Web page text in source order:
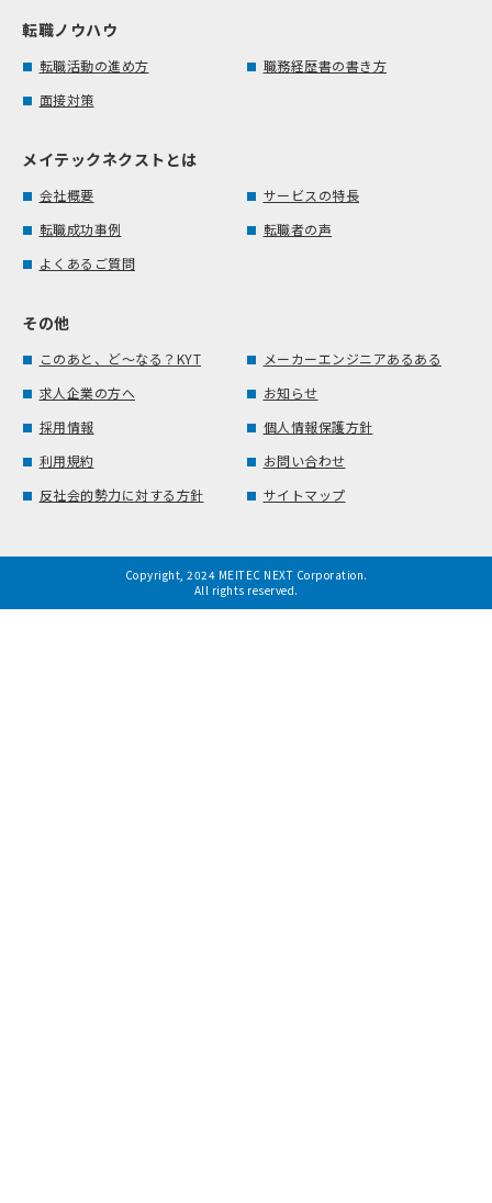
転職ノウハウ
転職活動の進め方
職務経歴書の書き方
面接対策
メイテックネクストとは
会社概要
サービスの特長
転職成功事例
転職者の声
よくあるご質問
その他
このあと、ど～なる？KYT
メーカーエンジニアあるある
求人企業の方へ
お知らせ
採用情報
個人情報保護方針
利用規約
お問い合わせ
反社会的勢力に対する方針
サイトマップ
Copyright, 2024 MEITEC NEXT Corporation.
All rights reserved.